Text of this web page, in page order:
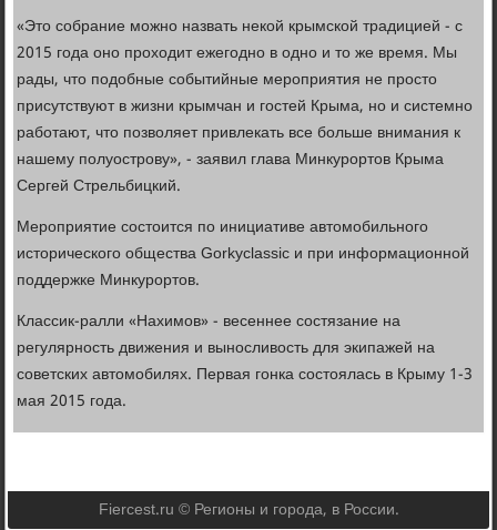
«Это собрание можно назвать некой крымской традицией - с
2015 года оно проходит ежегодно в одно и то же время. Мы
рады, что подобные событийные мероприятия не просто
присутствуют в жизни крымчан и гостей Крыма, но и системно
работают, что позволяет привлекать все больше внимания к
нашему полуострову», - заявил глава Минкурортов Крыма
Сергей Стрельбицкий.
Мероприятие состоится по инициативе автомобильного
исторического общества Gorkyclassic и при информационной
поддержке Минкурортов.
Классик-ралли «Нахимов» - весеннее состязание на
регулярность движения и выносливость для экипажей на
советских автомобилях. Первая гонка состоялась в Крыму 1-3
мая 2015 года.
Fiercest.ru © Регионы и города, в России.